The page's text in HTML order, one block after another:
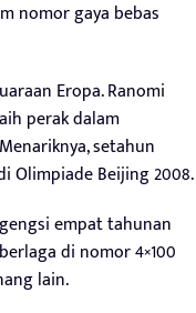
nomor gaya bebas
Eropa. Ranomi
perak dalam
setahun
Olimpiade Beijing 2008.
empat tahunan
di nomor 4×100
lain.